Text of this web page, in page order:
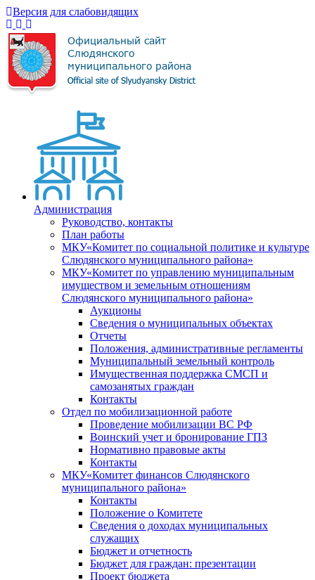
Версия для слабовидящих
Администрация
Руководство, контакты
План работы
МКУ«Комитет по социальной политике и культуре
Слюдянского муниципального района»
МКУ«Комитет по управлению муниципальным
имуществом и земельным отношениям
Слюдянского муниципального района»
Аукционы
Сведения о муниципальных объектах
Отчеты
Положения, административные регламенты
Муниципальный земельный контроль
Имущественная поддержка СМСП и
самозанятых граждан
Контакты
Отдел по мобилизационной работе
Проведение мобилизации ВС РФ
Воинский учет и бронирование ГПЗ
Нормативно правовые акты
Контакты
МКУ«Комитет финансов Слюдянского
муниципального района»
Контакты
Положение о Комитете
Сведения о доходах муниципальных
служащих
Бюджет и отчетность
Бюджет для граждан: презентации
Проект бюджета